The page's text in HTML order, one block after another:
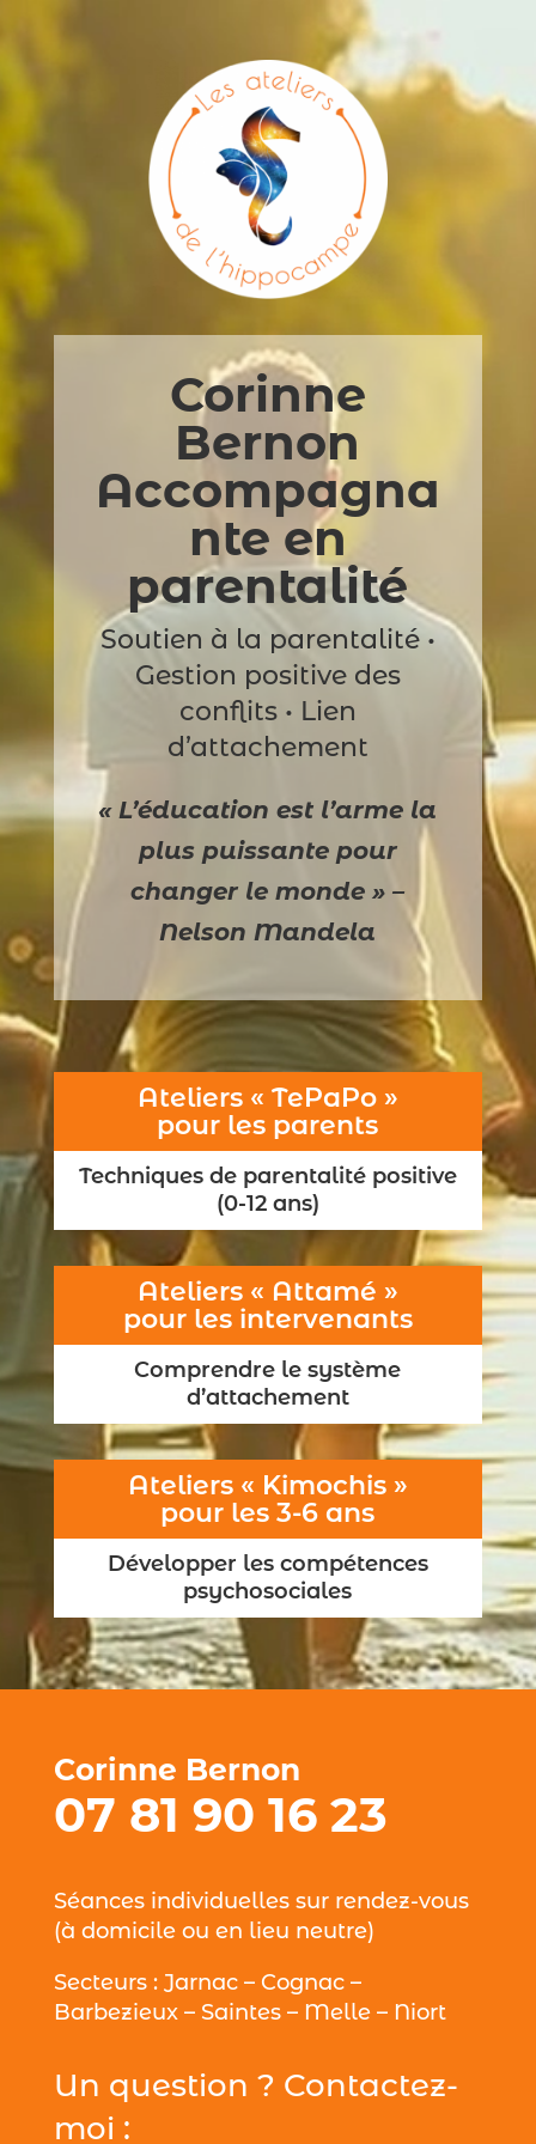
Corinne
Bernon
Accompagna
nte en
parentalité
Soutien à la parentalité •
Gestion positive des
conflits • Lien
d’attachement
« L’éducation est l’arme la
plus puissante pour
changer le monde » –
Nelson Mandela
Ateliers « TePaPo »
pour les parents
Techniques de parentalité positive
(0-12 ans)
Ateliers « Attamé »
pour les intervenants
Comprendre le système
d’attachement
Ateliers « Kimochis »
pour les 3-6 ans
Développer les compétences
psychosociales
Corinne Bernon
07 81 90 16 23
Séances individuelles sur rendez-vous
(à domicile ou en lieu neutre)
Secteurs : Jarnac – Cognac –
Barbezieux – Saintes – Melle – Niort
Un question ? Contactez-
moi :